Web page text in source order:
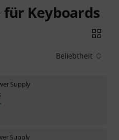
Keyboards
Beliebtheit
Supply
Supply